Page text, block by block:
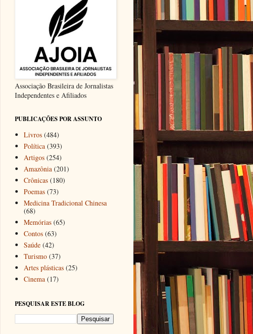
Associação Brasileira de Jornalistas
Independentes e Afiliados
PUBLICAÇÕES POR ASSUNTO
Livros (484)
Política (393)
Artigos (254)
Amazônia (201)
Crônicas (180)
Poemas (73)
Medicina Tradicional Chinesa
(68)
Memórias (65)
Contos (63)
Saúde (42)
Turismo (37)
Artes plásticas (25)
Cinema (17)
PESQUISAR ESTE BLOG